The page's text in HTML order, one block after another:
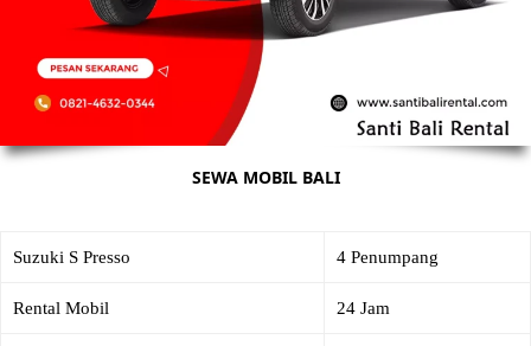
SEWA MOBIL BALI
Suzuki S Presso 4 Penumpang
Rental Mobil 24 Jam